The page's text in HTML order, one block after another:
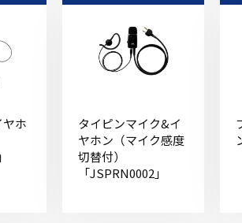
ホ
タイピンマイク&イ
ヤホン（マイク感度
切替付）
「JSPRN0002」